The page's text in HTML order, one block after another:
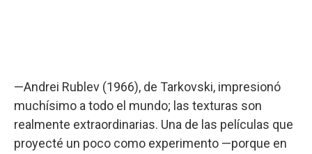
—Andrei Rublev (1966), de Tarkovski, impresionó
muchísimo a todo el mundo; las texturas son
realmente extraordinarias. Una de las películas que
proyecté un poco como experimento —porque en